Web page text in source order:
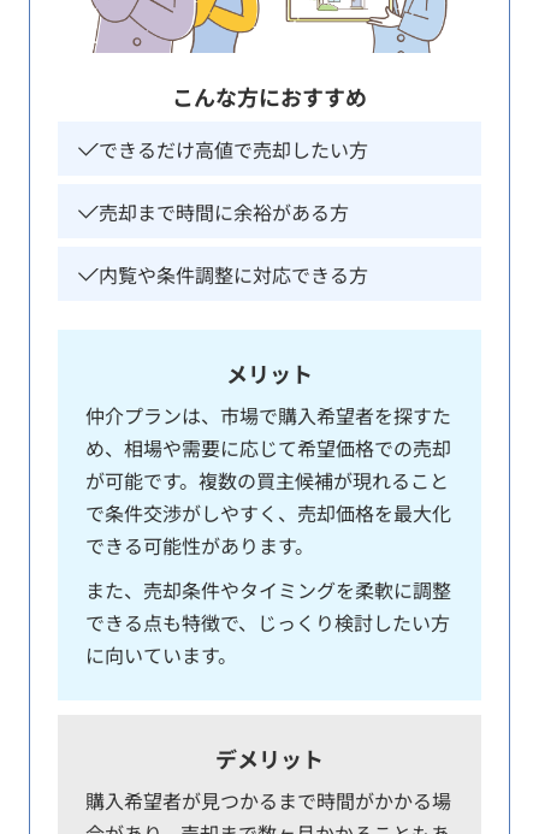
こんな方におすすめ
できるだけ高値で売却したい方
売却まで時間に余裕がある方
内覧や条件調整に対応できる方
メリット
仲介プランは、市場で購入希望者を探すた
め、相場や需要に応じて希望価格での売却
が可能です。複数の買主候補が現れること
で条件交渉がしやすく、売却価格を最大化
できる可能性があります。
また、売却条件やタイミングを柔軟に調整
できる点も特徴で、じっくり検討したい方
に向いています。
デメリット
購入希望者が見つかるまで時間がかかる場